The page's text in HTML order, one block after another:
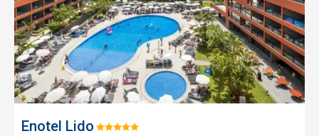
Enotel Lido Hodnotenie: